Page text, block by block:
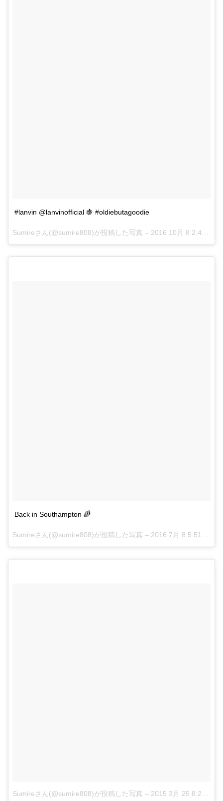
#lanvin @lanvinofficial 🍇 #oldiebutagoodie
Sumireさん(@sumire808)が投稿した写真 – 2016 10月 8 2:43午後 PDT
Back in Southampton 🌈
Sumireさん(@sumire808)が投稿した写真 – 2016 7月 8 5:51午前 PDT
Sumireさん(@sumire808)が投稿した写真 – 2015 3月 25 8:29午後 PDT